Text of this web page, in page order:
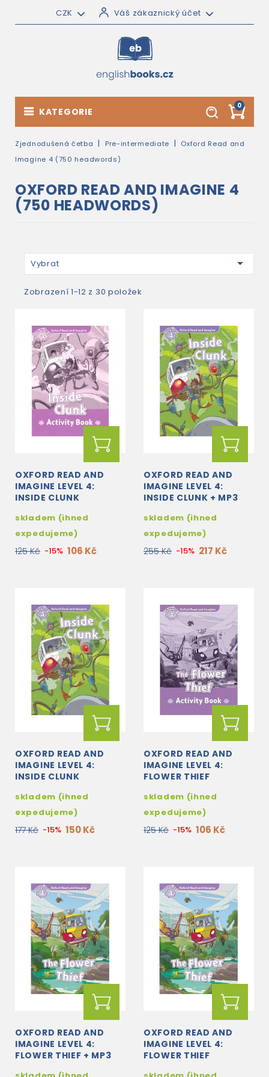
CZK Váš zákaznický účet
0
KATEGORIE
Zjednodušená četba Pre-intermediate
Oxford Read and
Imagine 4 (750 headwords)
OXFORD READ AND IMAGINE 4
(750 HEADWORDS)
Vybrat 
Zobrazení 1-12 z 30 položek
OXFORD READ AND
IMAGINE LEVEL 4:
INSIDE CLUNK
skladem (ihned
expedujeme)
125 Kč -15% 106 Kč
OXFORD READ AND
IMAGINE LEVEL 4:
INSIDE CLUNK + MP3
skladem (ihned
expedujeme)
255 Kč -15% 217 Kč
OXFORD READ AND
IMAGINE LEVEL 4:
INSIDE CLUNK
skladem (ihned
expedujeme)
177 Kč -15% 150 Kč
OXFORD READ AND
IMAGINE LEVEL 4:
FLOWER THIEF
skladem (ihned
expedujeme)
125 Kč -15% 106 Kč
OXFORD READ AND
IMAGINE LEVEL 4:
FLOWER THIEF + MP3
OXFORD READ AND
IMAGINE LEVEL 4:
FLOWER THIEF